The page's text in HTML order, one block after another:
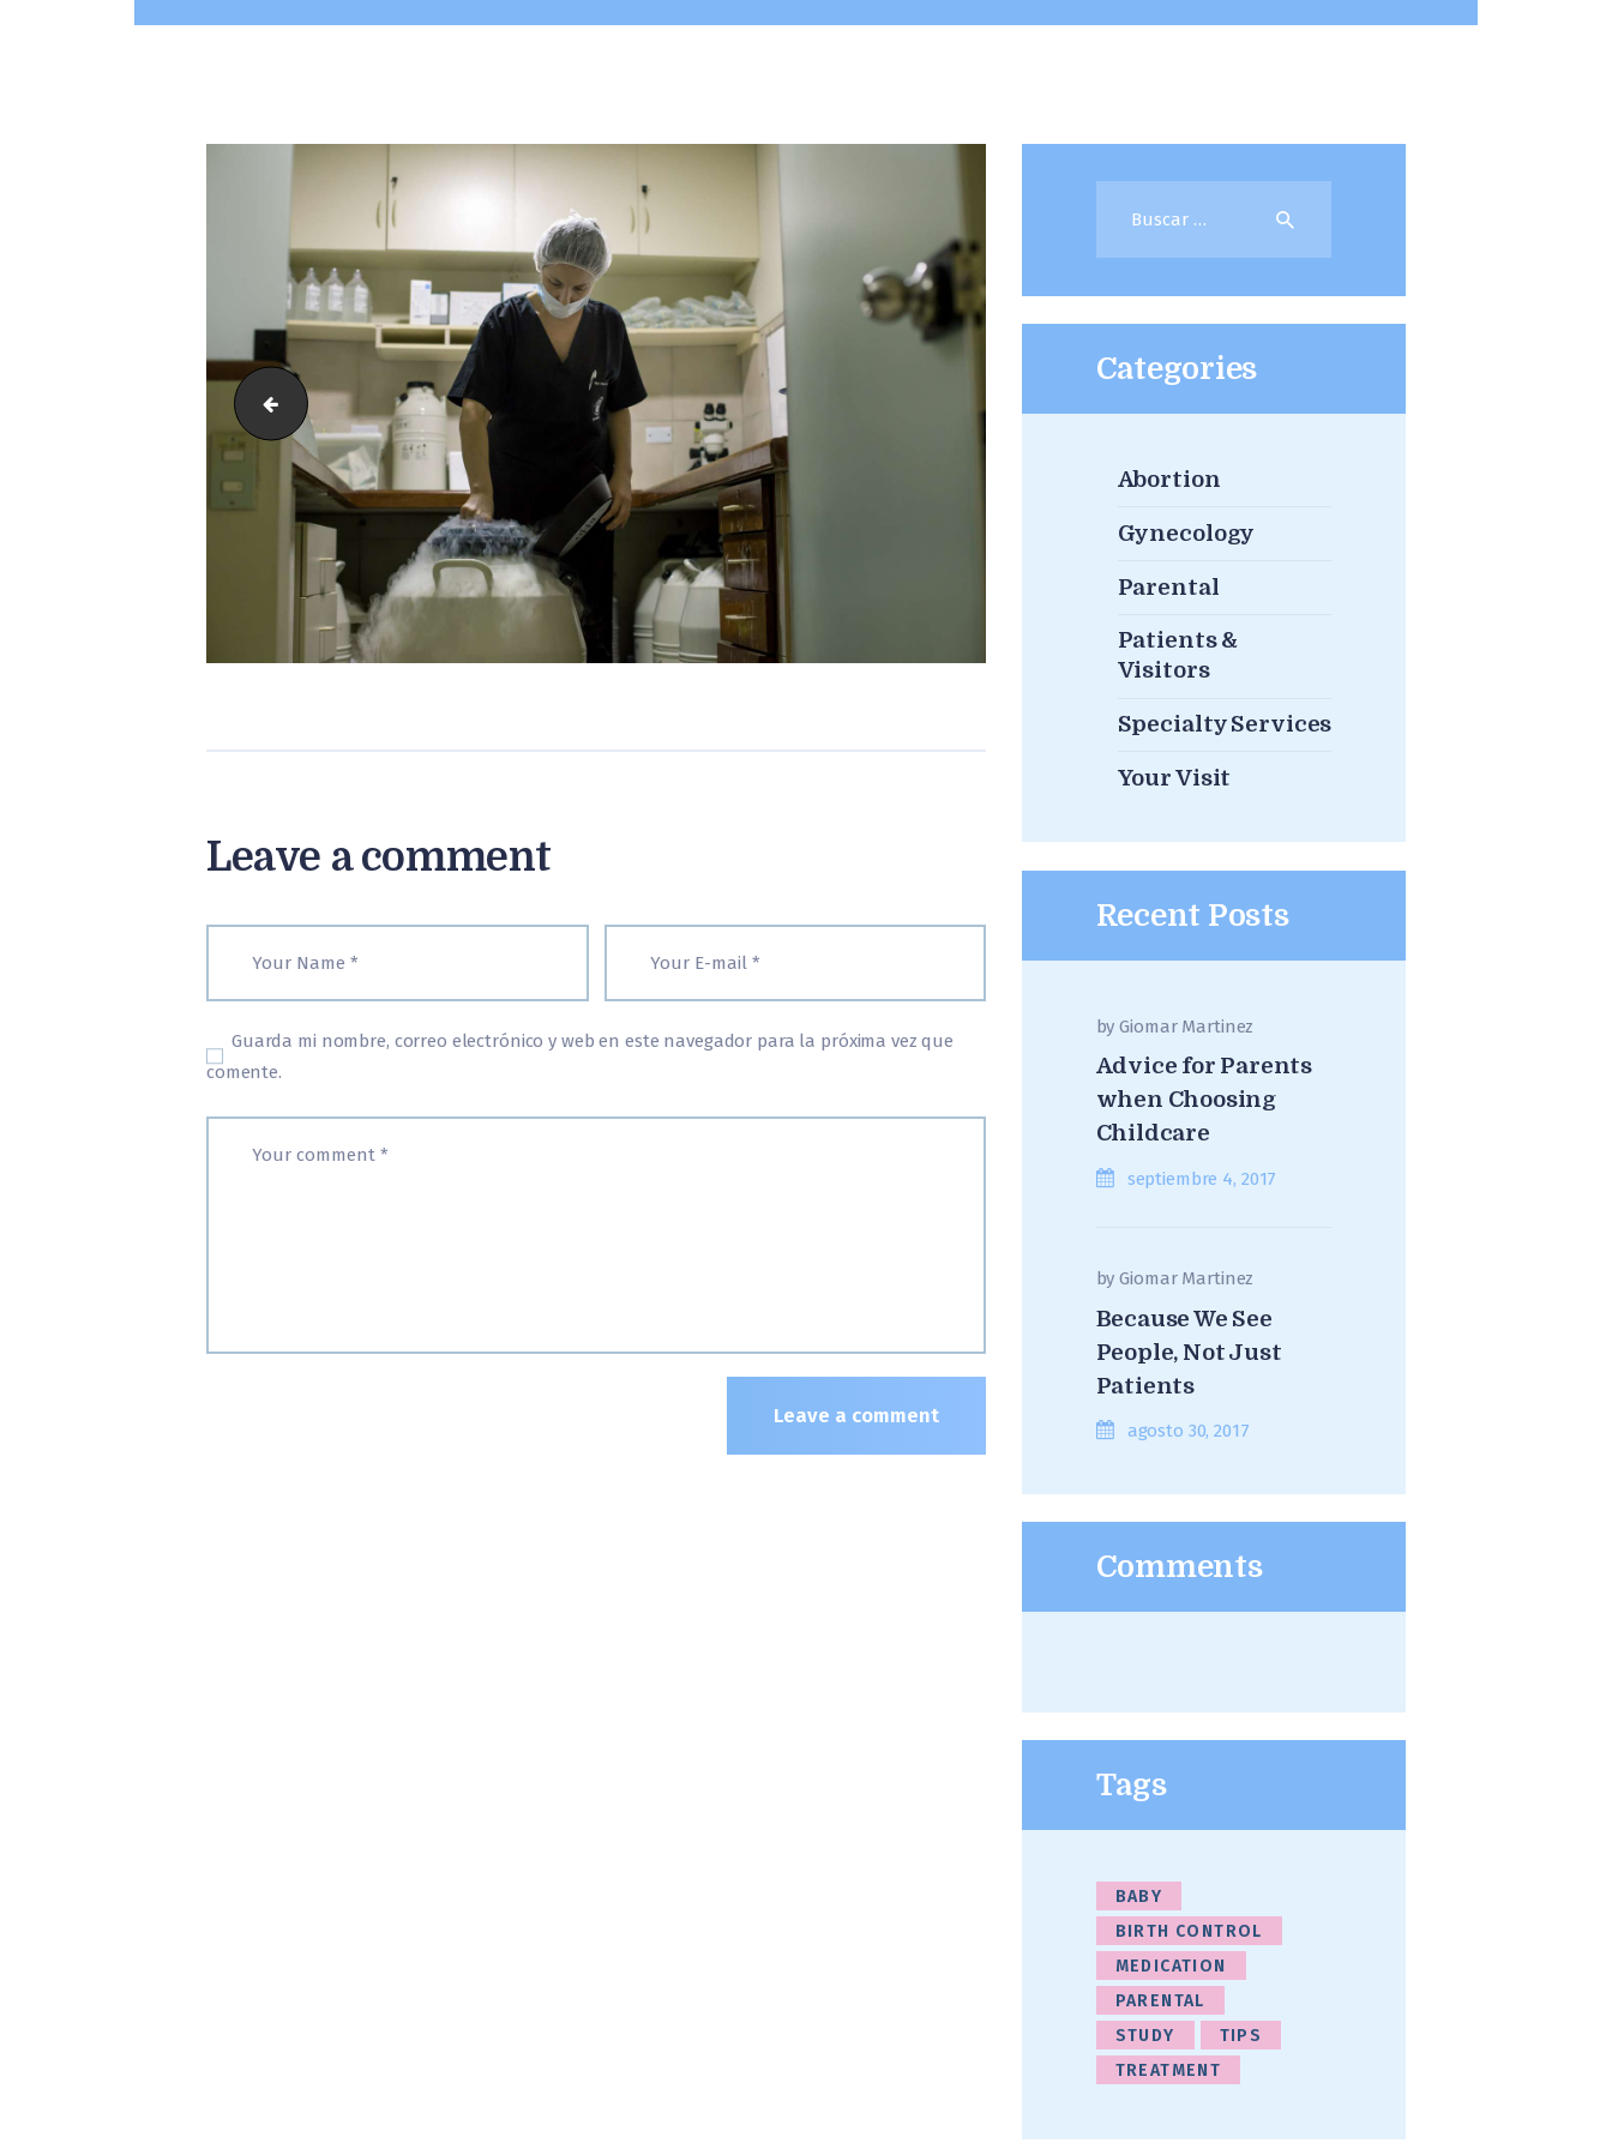
post-19
Leave a comment
Guarda mi nombre, correo electrónico y web en este navegador para la próxima vez que
comente.
Categories
Abortion
Gynecology
Parental
Patients &
Visitors
Specialty Services
Your Visit
Recent Posts
byGiomar Martinez
Advice for Parents
when Choosing
Childcare
septiembre 4, 2017
byGiomar Martinez
Because We See
People, Not Just
Patients
agosto 30, 2017
Comments
Tags
BABY
BIRTH CONTROL
MEDICATION
PARENTAL
STUDY
TIPS
TREATMENT